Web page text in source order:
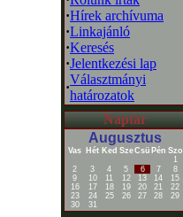
·Hírek archívuma
·Linkajánló
·Keresés
·Jelentkezési lap
·
Választmányi
határozatok
Naptár
Augusztus
Vas Hét Ked SzeCsü Pén Szo
1
2
3 4 5 6 7
8
9
10 11 12 13 14
15
16
17 18 19 20 21
22
23
24 25 26 27 28
29
30
31